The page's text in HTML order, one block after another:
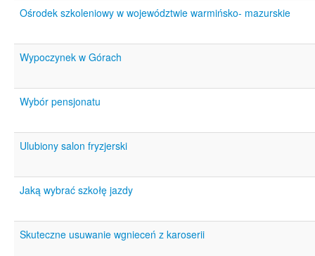
Ośrodek szkoleniowy w województwie warmińsko- mazurskie
Wypoczynek w Górach
Wybór pensjonatu
Ulubiony salon fryzjerski
Jaką wybrać szkołę jazdy
Skuteczne usuwanie wgnieceń z karoserii